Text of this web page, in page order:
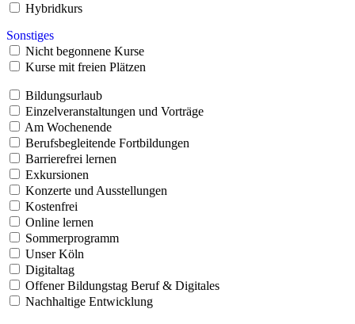
Hybridkurs
Sonstiges
Nicht begonnene Kurse
Kurse mit freien Plätzen
Bildungsurlaub
Einzelveranstaltungen und Vorträge
Am Wochenende
Berufsbegleitende Fortbildungen
Barrierefrei lernen
Exkursionen
Konzerte und Ausstellungen
Kostenfrei
Online lernen
Sommerprogramm
Unser Köln
Digitaltag
Offener Bildungstag Beruf & Digitales
Nachhaltige Entwicklung